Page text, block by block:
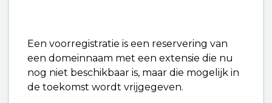
Een voorregistratie is een reservering van
een domeinnaam met een extensie die nu
nog niet beschikbaar is, maar die mogelijk in
de toekomst wordt vrijgegeven.